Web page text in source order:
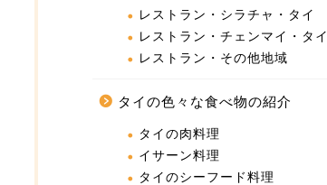
レストラン・シラチャ・タイ
レストラン・チェンマイ・タイ
レストラン・その他地域
タイの色々な食べ物の紹介
タイの肉料理
イサーン料理
タイのシーフード料理